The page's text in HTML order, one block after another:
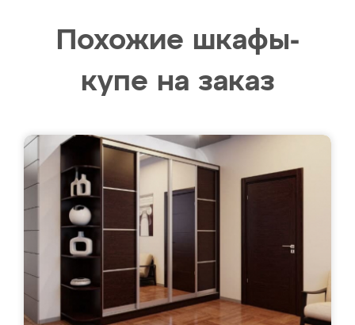
Похожие шкафы-
купе на заказ